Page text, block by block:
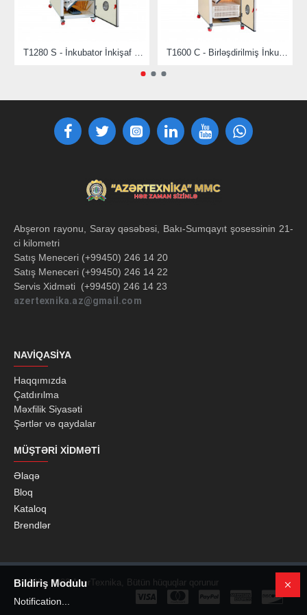
T1280 S - İnkubator İnkişaf Maşını T1600 C - Birləşdirilmiş İnkubator
Abşeron rayonu, Saray qəsəbəsi, Bakı-Sumqayıt şosessinin 21-
ci kilometri
Satış Meneceri (+99450) 246 14 20
Satış Meneceri (+99450) 246 14 22
Servis Xidməti (+99450) 246 14 23
azertexnika.az@gmail.com
NAVIQASIYA
Haqqımızda
Çatdırılma
Məxfilik Siyasəti
Şərtlər və qaydalar
MÜŞTƏRI XIDMƏTI
Əlaqə
Bloq
Kataloq
Brendlər
© 1999 - 2022 AzerTexnika, Bütün hüquqlar qorunur
Bildiriş Modulu
Notification...